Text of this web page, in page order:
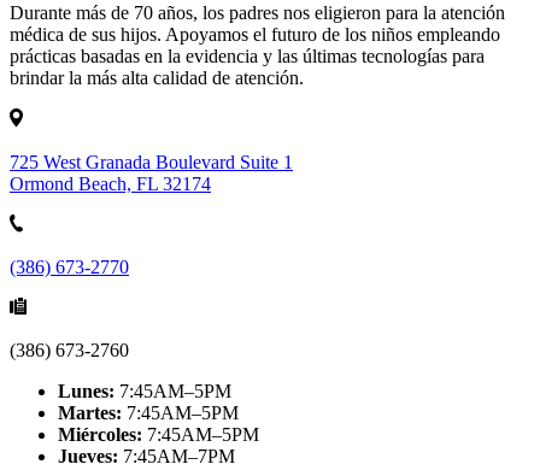
Durante más de 70 años, los padres nos eligieron para la atención
médica de sus hijos. Apoyamos el futuro de los niños empleando
prácticas basadas en la evidencia y las últimas tecnologías para
brindar la más alta calidad de atención.
725 West Granada Boulevard Suite 1
Ormond Beach, FL 32174
(386) 673-2770
(386) 673-2760
Lunes: 7:45AM–5PM
Martes: 7:45AM–5PM
Miércoles: 7:45AM–5PM
Jueves: 7:45AM–7PM